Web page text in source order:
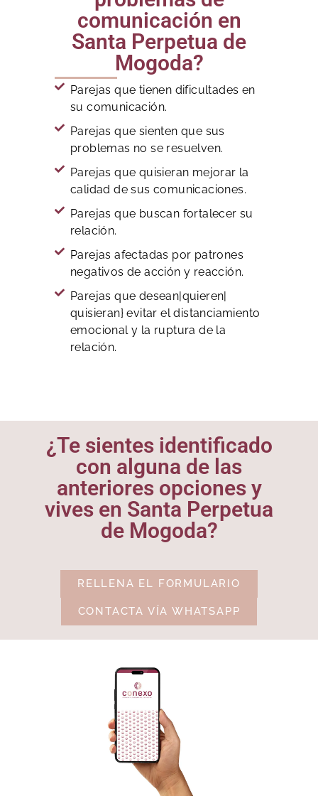
comunicación en
Santa Perpetua de
Mogoda?
Parejas que tienen dificultades en
su comunicación.
Parejas que sienten que sus
problemas no se resuelven.
Parejas que quisieran mejorar la
calidad de sus comunicaciones.
Parejas que buscan fortalecer su
relación.
Parejas afectadas por patrones
negativos de acción y reacción.
Parejas que desean|quieren|
quisieran} evitar el distanciamiento
emocional y la ruptura de la
relación.
¿Te sientes identificado
con alguna de las
anteriores opciones y
vives en Santa Perpetua
de Mogoda?
RELLENA EL FORMULARIO
CONTACTA VÍA WHATSAPP